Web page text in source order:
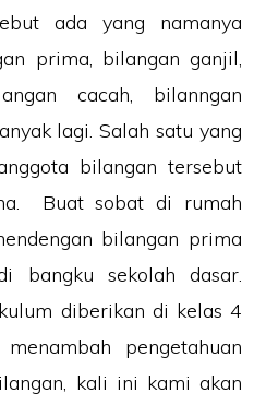
ada yang namanya
prima, bilangan ganjil,
cacah, bilanngan
lagi. Salah satu yang
bilangan tersebut
Buat sobat di rumah
bilangan prima
bangku sekolah dasar.
diberikan di kelas 4
pengetahuan
kali ini kami akan